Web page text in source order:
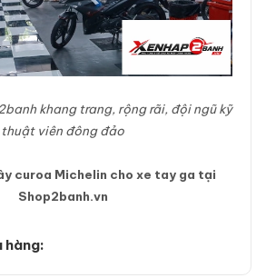
khang trang, rộng rãi, đội ngũ kỹ
thuật viên đông đảo
curoa Michelin cho xe tay ga tại
Shop2banh.vn
hàng: